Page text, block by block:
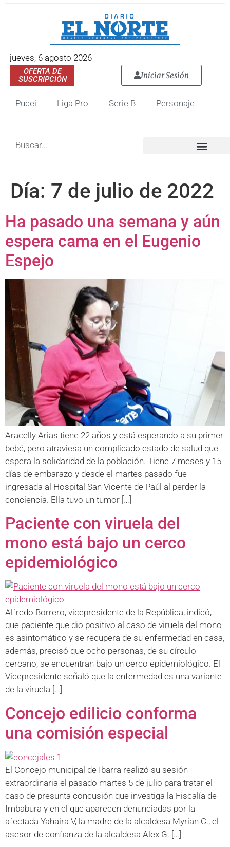
jueves, 6 agosto 2026
OFERTA DE
SUSCRIPCIÓN
Iniciar Sesión
Pucei Liga Pro Serie B Personaje
Día: 7 de julio de 2022
Ha pasado una semana y aún
espera cama en el Eugenio
Espejo
Aracelly Arias tiene 22 años y está esperando a su primer
bebé, pero atraviesa un complicado estado de salud que
espera la solidaridad de la población. Tiene 7 meses y 15
días de embarazo y desde el martes pasado fue
ingresada al Hospital San Vicente de Paúl al perder la
conciencia. Ella tuvo un tumor […]
Paciente con viruela del
mono está bajo un cerco
epidemiológico
Alfredo Borrero, vicepresidente de la República, indicó,
que paciente que dio positivo al caso de viruela del mono
es asintomático y se recupera de su enfermedad en casa,
además, precisó que ocho personas, de su círculo
cercano, se encuentran bajo un cerco epidemiológico. El
Vicepresidente señaló que la enfermedad es una variante
de la viruela […]
Concejo edilicio conforma
una comisión especial
El Concejo municipal de Ibarra realizó su sesión
extraordinaria el pasado martes 5 de julio para tratar el
caso de presunta concusión que investiga la Fiscalía de
Imbabura y en el que aparecen denunciadas por la
afectada Yahaira V, la madre de la alcaldesa Myrian C., el
asesor de confianza de la alcaldesa Alex G. […]